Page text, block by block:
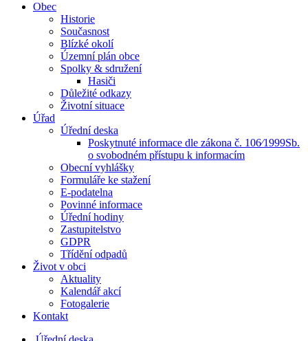
Obec
Historie
Současnost
Blízké okolí
Územní plán obce
Spolky & sdružení
Hasiči
Důležité odkazy
Životní situace
Úřad
Úřední deska
Poskytnuté informace dle zákona č. 106⁄1999Sb.
o svobodném přístupu k informacím
Obecní vyhlášky
Formuláře ke stažení
E-podatelna
Povinné informace
Úřední hodiny
Zastupitelstvo
GDPR
Třídění odpadů
Život v obci
Aktuality
Kalendář akcí
Fotogalerie
Kontakt